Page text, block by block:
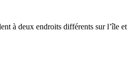
à deux endroits différents sur l’île et